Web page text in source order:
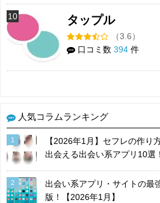
10 タップル
（3.6）
口コミ数 394 件
人気コラムランキング
1
【2026年1月】セフレの作り
出会える出会い系アプリ10選！
2
出会い系アプリ・サイトの最
版！【2026年1月】